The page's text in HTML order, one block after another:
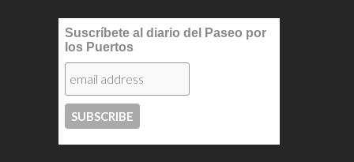
Suscríbete al diario del Paseo por
los Puertos